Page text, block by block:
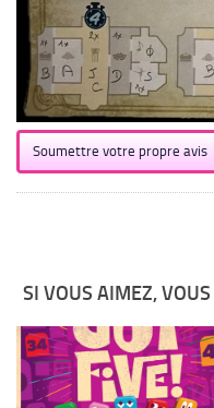
Soumettre votre propre avis
SI VOUS AIMEZ,